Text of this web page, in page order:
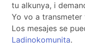
tu alkunya, i
Yo vo a transmeter
Los mesajes se
Ladinokomunita.